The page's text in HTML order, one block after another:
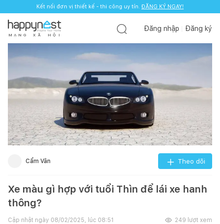
Kết nối đơn vị thiết kế - thi công uy tín. ĐĂNG KÝ NGAY!
M Ạ N G X Ã H Ộ I
Đăng nhập Đăng ký
Cẩm Vân Theo dõi
Xe màu gì hợp với tuổi Thìn để lái xe hanh
thông?
Cập nhật ngày 08/02/2025, lúc 08:51 249 lượt xem